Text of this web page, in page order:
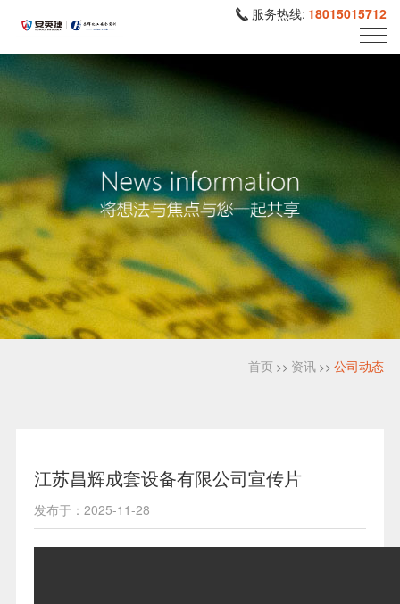
服务热线: 18015015712
首页 >> 资讯 >>公司动态
江苏昌辉成套设备有限公司宣传片
发布于：2025-11-28